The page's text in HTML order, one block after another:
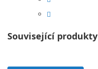
Související produkty